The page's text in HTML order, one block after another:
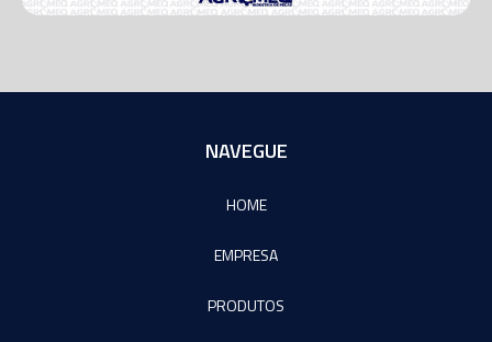
NAVEGUE
HOME
EMPRESA
PRODUTOS